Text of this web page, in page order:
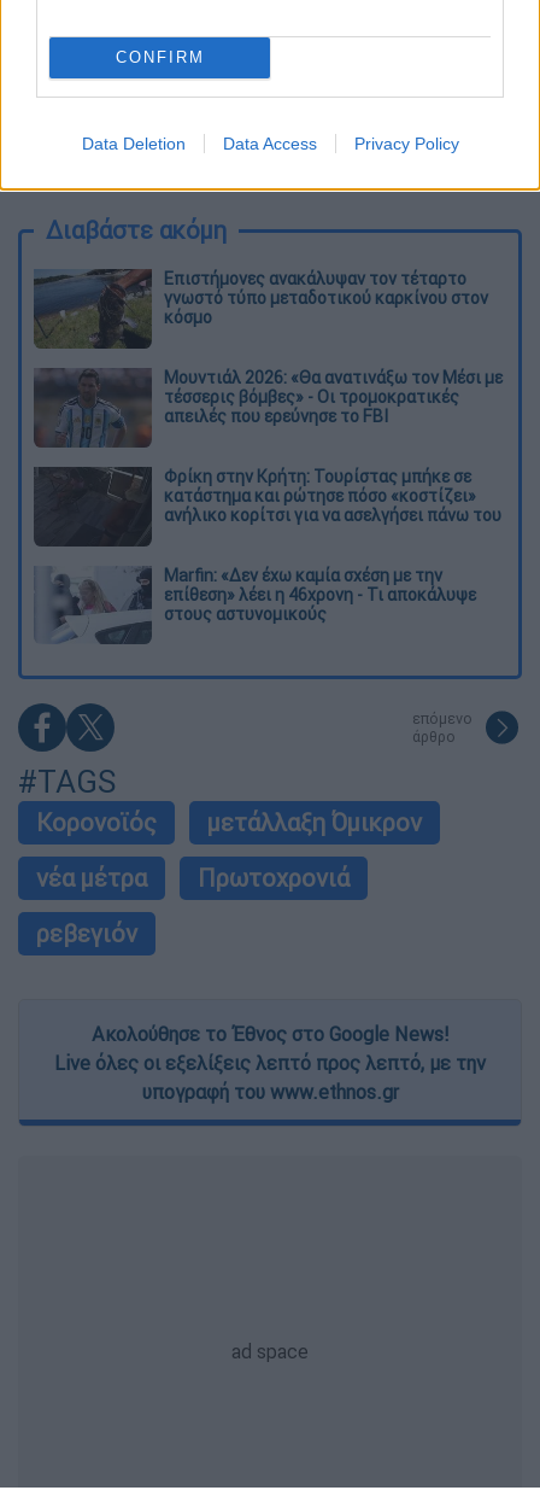
CONFIRM
Data Deletion Data Access Privacy Policy
Διαβάστε ακόμη
Επιστήμονες ανακάλυψαν τον τέταρτο
γνωστό τύπο μεταδοτικού καρκίνου στον
κόσμο
Μουντιάλ 2026: «Θα ανατινάξω τον Μέσι με
τέσσερις βόμβες» - Οι τρομοκρατικές
απειλές που ερεύνησε το FBI
Φρίκη στην Κρήτη: Τουρίστας μπήκε σε
κατάστημα και ρώτησε πόσο «κοστίζει»
ανήλικο κορίτσι για να ασελγήσει πάνω του
Marfin: «Δεν έχω καμία σχέση με την
επίθεση» λέει η 46χρονη - Τι αποκάλυψε
στους αστυνομικούς
επόμενο
άρθρο
#TAGS
Κορονοϊός
μετάλλαξη Όμικρον
νέα μέτρα
Πρωτοχρονιά
ρεβεγιόν
Ακολούθησε το Έθνος στο Google News!
Live όλες οι εξελίξεις λεπτό προς λεπτό, με την
υπογραφή του www.ethnos.gr